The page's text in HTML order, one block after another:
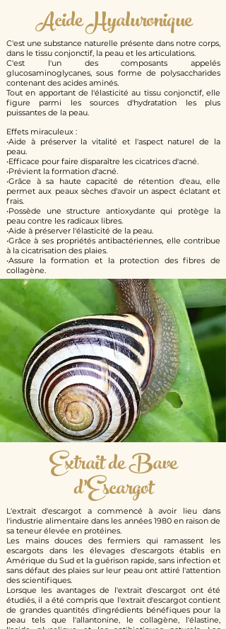
Acide Hyaluronique
C'est une substance naturelle présente dans notre corps,
dans le tissu conjonctif, la peau et les articulations.
C'est l'un des composants appelés
glucosaminoglycanes, sous forme de polysaccharides
contenant des acides aminés.
Tout en apportant de l'élasticité au tissu conjonctif, elle
figure parmi les sources d'hydratation les plus
puissantes de la peau.
Effets miraculeux :
•Aide à préserver la vitalité et l'aspect naturel de la
peau.
•Efficace pour faire disparaître les cicatrices d'acné.
•Prévient la formation d'acné.
•Grâce à sa haute capacité de rétention d'eau, elle
permet aux peaux sèches d'avoir un aspect éclatant et
frais.
•Possède une structure antioxydante qui protège la
peau contre les radicaux libres.
•Aide à préserver l'élasticité de la peau.
•Grâce à ses propriétés antibactériennes, elle contribue
à la cicatrisation des plaies.
•Assure la formation et la protection des fibres de
collagène.
Extrait de Bave
d'Escargot
L'extrait d'escargot a commencé à avoir lieu dans
l'industrie alimentaire dans les années 1980 en raison de
sa teneur élevée en protéines.
Les mains douces des fermiers qui ramassent les
escargots dans les élevages d'escargots établis en
Amérique du Sud et la guérison rapide, sans infection et
sans défaut des plaies sur leur peau ont attiré l'attention
des scientifiques.
Lorsque les avantages de l'extrait d'escargot ont été
étudiés, il a été compris que l'extrait d'escargot contient
de grandes quantités d'ingrédients bénéfiques pour la
peau tels que l'allantonine, le collagène, l'élastine,